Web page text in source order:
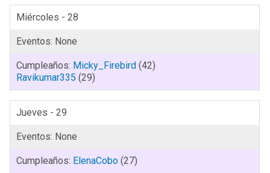
Miércoles - 28
Micky_Firebird (42)
Ravikumar335 (29)
Jueves - 29
ElenaCobo (27)